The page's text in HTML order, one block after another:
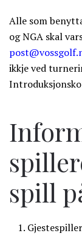
Alle som
og NGA skal
ikkje ved
spill